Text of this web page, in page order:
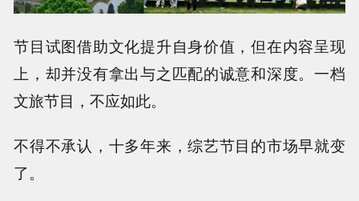
节目试图借助文化提升自身价值，但在内容呈现
上，却并没有拿出与之匹配的诚意和深度。一档
文旅节目，不应如此。
不得不承认，十多年来，综艺节目的市场早就变
了。